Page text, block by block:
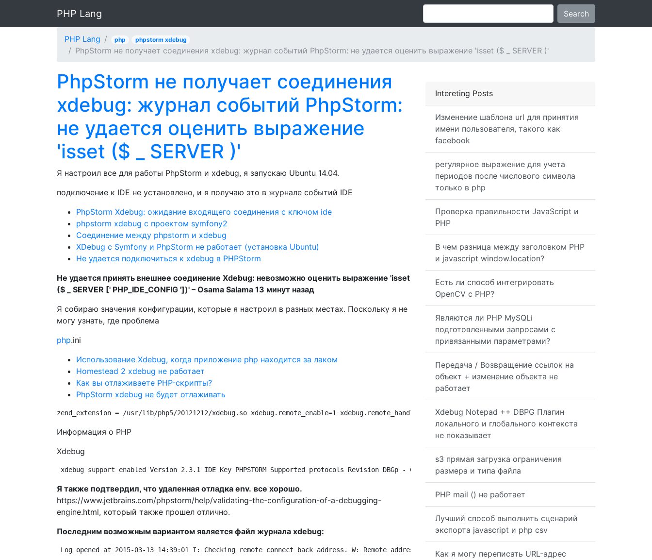
PHP Lang Search
PHP Lang php phpstorm xdebug
PhpStorm не получает соединения xdebug: журнал событий PhpStorm: не удается оценить выражение 'isset ($ _ SERVER )'
Intereting Posts
Изменение шаблона url для принятия
имени пользователя, такого как
facebook
регулярное выражение для учета
периодов после числового символа
только в php
Проверка правильности JavaScript и
PHP
В чем разница между заголовком PHP
и javascript window.location?
Есть ли способ интегрировать
OpenCV с PHP?
Являются ли PHP MySQLi
подготовленными запросами с
привязанными параметрами?
Передача / Возвращение ссылок на
объект + изменение объекта не
работает
Xdebug Notepad ++ DBPG Плагин
локального и глобального контекста
не показывает
s3 прямая загрузка ограничения
размера и типа файла
PHP mail () не работает
Лучший способ выполнить сценарий
экспорта javascript и php csv
Как я могу переписать URL-адрес
PhpStorm не получает соединения
xdebug: журнал событий PhpStorm:
не удается оценить выражение
'isset ($ _ SERVER )'
Я настроил все для работы PhpStorm и xdebug, я запускаю Ubuntu 14.04.
подключение к IDE не установлено, и я получаю это в журнале событий IDE
PhpStorm Xdebug: ожидание входящего соединения с ключом ide
phpstorm xdebug с проектом symfony2
Соединение между phpstorm и xdebug
XDebug с Symfony и PhpStorm не работает (установка Ubuntu)
Не удается подключиться к xdebug в PHPStorm
Не удается принять внешнее соединение Xdebug: невозможно оценить выражение 'isset
($ _ SERVER [' PHP_IDE_CONFIG '])' – Osama Salama 13 минут назад
Я собираю значения конфигурации, которые я настроил в разных местах. Поскольку я не
могу узнать, где проблема
php.ini
Использование Xdebug, когда приложение php находится за лаком
Homestead 2 xdebug не работает
Как вы отлаживаете PHP-скрипты?
PhpStorm xdebug не будет отлаживать
zend_extension = /usr/lib/php5/20121212/xdebug.so xdebug.remote_enable=1 xdebug.remote_handler=dbgp xdebug.remote_mode=req
Информация о PHP
Xdebug
xdebug support enabled Version 2.3.1 IDE Key PHPSTORM Supported protocols Revision DBGp - Common DeBuGger Protocol $Revision: 1.145 $ Directive
Я также подтвердил, что удаленная отладка env. все хорошо.
https://www.jetbrains.com/phpstorm/help/validating-the-configuration-of-a-debugging-
engine.html, который также прошел отлично.
Последним возможным вариантом является файл журнала xdebug:
Log opened at 2015-03-13 14:39:01 I: Checking remote connect back address. W: Remote address not found, connecting to configured address/port: